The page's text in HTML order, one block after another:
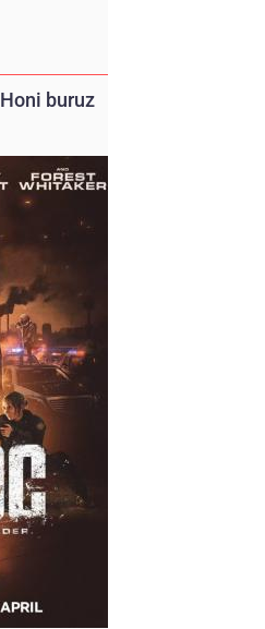
Honi buruz